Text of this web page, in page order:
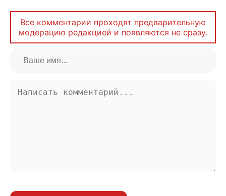
Все комментарии проходят предварительную
модерацию редакцией и появляются не сразу.